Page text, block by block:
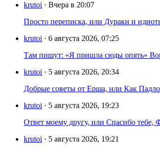
krutoi · Вчера в 20:07
Просто переписка, или Дураки и
krutoi · 6 августа 2026, 07:25
Там пишут: «Я пришла сюды опять»
krutoi · 5 августа 2026, 20:34
Добрые советы от Ерша, или Как
krutoi · 5 августа 2026, 19:23
Ответ моему другу, или Спасибо тебе,
krutoi · 5 августа 2026, 19:21